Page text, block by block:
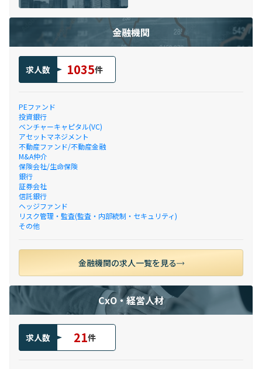
金融機関
求人数 1035件
PEファンド
投資銀行
ベンチャーキャピタル(VC)
アセットマネジメント
不動産ファンド/不動産金融
M&A仲介
保険会社/生命保険
銀行
証券会社
信託銀行
ヘッジファンド
リスク管理・監査(監査・内部統制・セキュリティ)
その他
金融機関の求人一覧を見る
CxO・経営人材
求人数 21件